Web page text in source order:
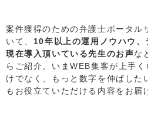
案件獲得のための弁護士ポータル
いて、 10年以上の運用ノウハウ、
現在導入頂いている先生のお声な
らご紹介。いまWEB集客が上手
けでなく、もっと数字を伸ばした
もお役立ていただける内容をお届